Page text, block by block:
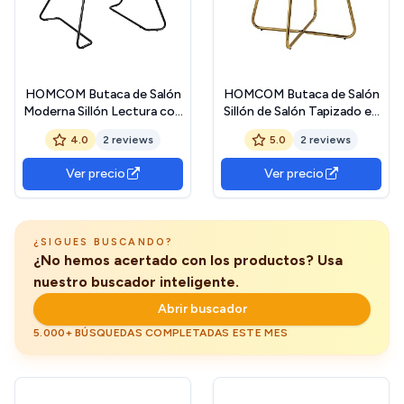
HOMCOM Butaca de Salón
Moderna Sillón Lectura con
Asiento Ancho y
Acolchado Tapizado en
Terciopelo Patas de Metal
Sillón para Salón Sala de
Estar Dormitorio Crema
4.0 2 reviews
Ver precio
HOMCOM Butaca de Salón
Sillón de Salón Tapizado en
Terciopelo con Asiento
Acolchado Base Metálica
Cruzada Sillón Lectura para
Sala de Estar Dormitorio
Crema
5.0 2 reviews
Ver precio
¿SIGUES BUSCANDO?
¿No hemos acertado con los productos? Usa
nuestro buscador inteligente.
Abrir buscador
5.000+ BÚSQUEDAS COMPLETADAS ESTE MES